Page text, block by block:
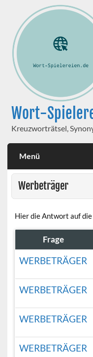
Wort-
Kreuzworträtsel,
Menü
Werbeträger
Hier die Antwort auf
Frage
WERBETRÄGER
WERBETRÄGER
WERBETRÄGER
WERBETRÄGER